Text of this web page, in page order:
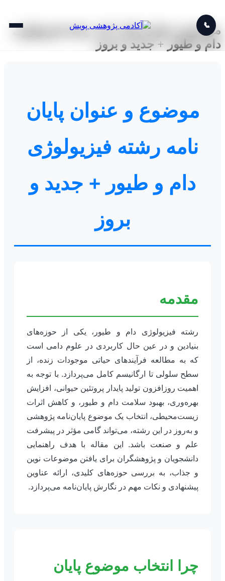
📞
موضوع و عنوان پایان نامه رشته فیزیولوژی
دام و طیور + جدید و بروز
موضوع و عنوان پایان
نامه رشته فیزیولوژی
دام و طیور + جدید و
بروز
مقدمه
رشته فیزیولوژی دام و طیور، یکی از حوزه‌های
بنیادین و در عین حال کاربردی در علوم دامی است
که به مطالعه فرآیندهای حیاتی موجودات زنده، از
سطح سلولی تا ارگانیسم کامل می‌پردازد. با توجه به
اهمیت روزافزون تولید پایدار پروتئین حیوانی، افزایش
بهره‌وری، بهبود سلامت دام و طیور، و کاهش اثرات
زیست‌محیطی، انتخاب یک موضوع پایان‌نامه پژوهشی
و به‌روز در این رشته، می‌تواند گامی مؤثر در پیشرفت
علم و صنعت باشد. این مقاله با هدف راهنمایی
دانشجویان و پژوهشگران برای یافتن موضوعات نوین
و جذاب، به بررسی حوزه‌های کلیدی، ارائه عناوین
پیشنهادی و نکات مهم در نگارش پایان‌نامه می‌پردازد.
چرا انتخاب موضوع پایان